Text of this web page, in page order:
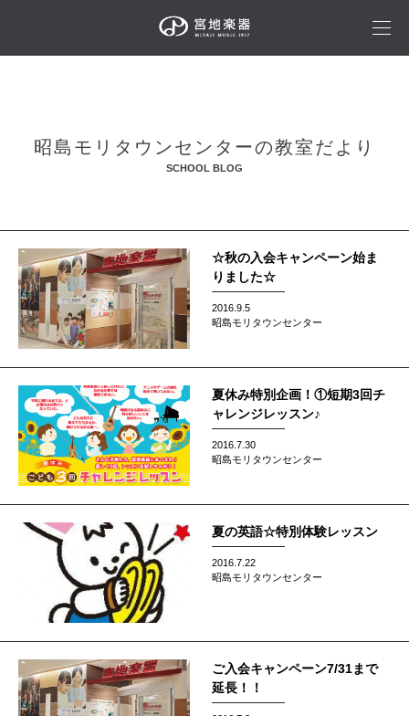
昭島モリタウンセンターの教室だより
SCHOOL BLOG
☆秋の入会キャンペーン始ま
りました☆
2016.9.5
昭島モリタウンセンター
夏休み特別企画！①短期3回チ
ャレンジレッスン♪
2016.7.30
昭島モリタウンセンター
夏の英語☆特別体験レッスン
2016.7.22
昭島モリタウンセンター
ご入会キャンペーン7/31まで
延長！！